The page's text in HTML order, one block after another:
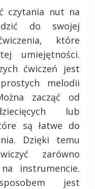
czytania nut na
do swojej
które
umiejętności.
ćwiczeń jest
melodii
zacząć od
lub
są łatwe do
Dzięki temu
zarówno
instrumencie.
jest